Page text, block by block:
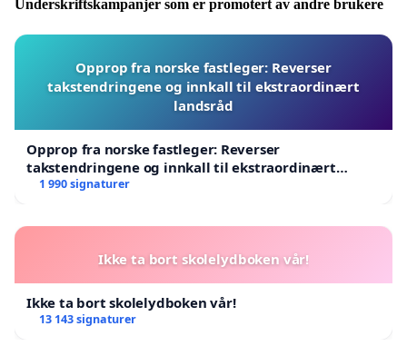
Underskriftskampanjer som er promotert av andre brukere
Opprop fra norske fastleger: Reverser
takstendringene og innkall til ekstraordinært
landsråd
Opprop fra norske fastleger: Reverser
takstendringene og innkall til ekstraordinært
landsråd
1 990 signaturer
Ikke ta bort skolelydboken vår!
Ikke ta bort skolelydboken vår!
13 143 signaturer